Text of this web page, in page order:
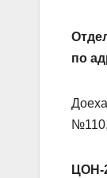
по
ЦОН-